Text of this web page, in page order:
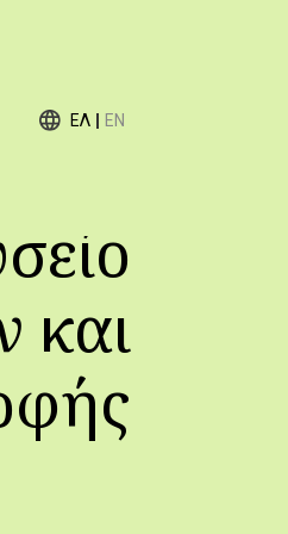
ΕΛ EN
και